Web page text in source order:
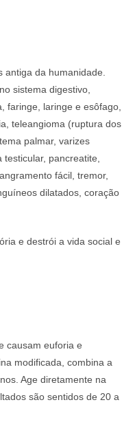
antiga da humanidade.
sistema digestivo,
faringe, laringe e esôfago,
teleangioma (ruptura dos
palmar, varizes
pancreatite,
fácil, tremor,
dilatados, coração
e destrói a vida social e
causam euforia e
modificada, combina a
Age diretamente na
são sentidos de 20 a